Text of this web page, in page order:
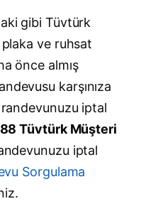
gibi Tüvtürk
ve ruhsat
önce almış
karşınıza
iptal
Tüvtürk Müşteri
iptal
Sorgulama